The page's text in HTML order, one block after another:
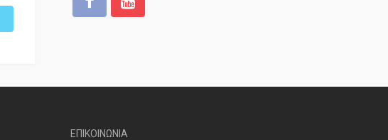
ΝΕΑ ΤΕΛΕΥΤΑΙΑ ΝΕΑ
ΕΠΙΚΟΙΝΩΝΙΑ